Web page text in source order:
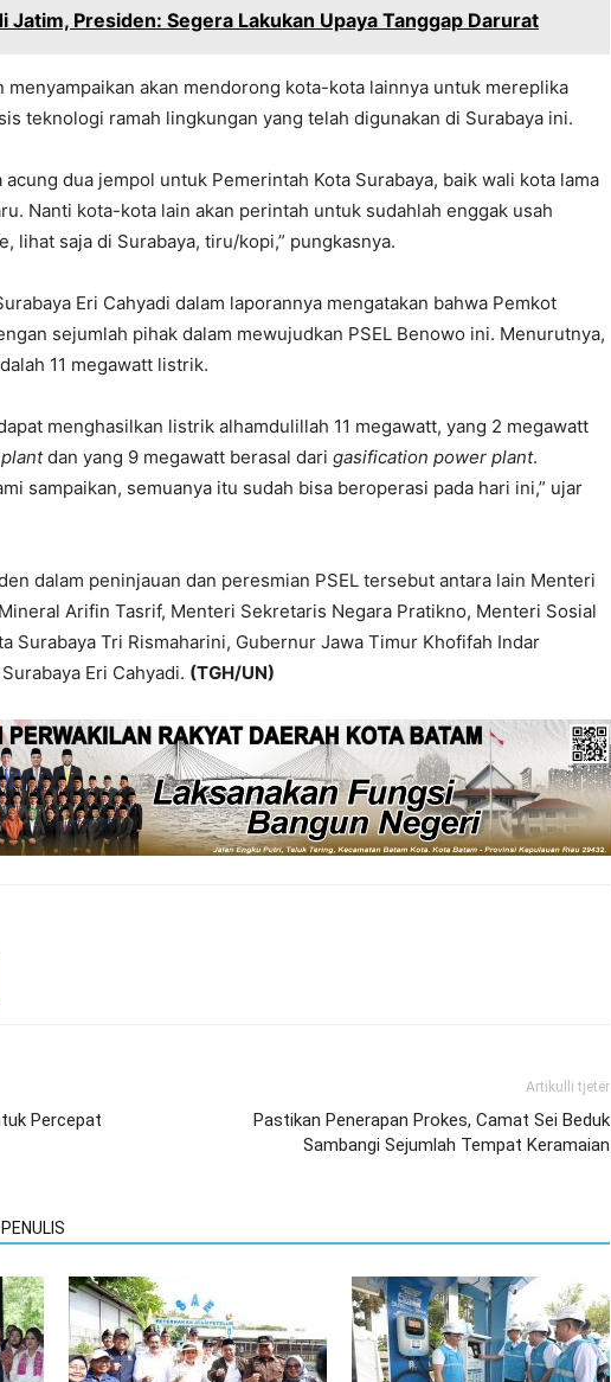
Jatim, Presiden: Segera Lakukan Upaya Tanggap Darurat
menyampaikan akan mendorong kota-kota lainnya untuk mereplika
teknologi ramah lingkungan yang telah digunakan di Surabaya ini.
acung dua jempol untuk Pemerintah Kota Surabaya, baik wali kota lama
Nanti kota-kota lain akan perintah untuk sudahlah enggak usah
lihat saja di Surabaya, tiru/kopi,” pungkasnya.
Eri Cahyadi dalam laporannya mengatakan bahwa Pemkot
sejumlah pihak dalam mewujudkan PSEL Benowo ini. Menurutnya,
11 megawatt listrik.
menghasilkan listrik alhamdulillah 11 megawatt, yang 2 megawatt
dan yang 9 megawatt berasal dari gasification power plant.
sampaikan, semuanya itu sudah bisa beroperasi pada hari ini,” ujar
dalam peninjauan dan peresmian PSEL tersebut antara lain Menteri
Arifin Tasrif, Menteri Sekretaris Negara Pratikno, Menteri Sosial
Surabaya Tri Rismaharini, Gubernur Jawa Timur Khofifah Indar
Eri Cahyadi. (TGH/UN)
Percepat
Artikulli tjetër
Pastikan Penerapan Prokes, Camat Sei Beduk
Sambangi Sejumlah Tempat Keramaian